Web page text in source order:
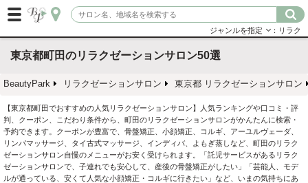
ジャンルを指定 ：リラク
東京都町田のリラクゼーションサロン50選
BeautyPark リラクゼーションサロン 東京都 リラクゼーションサロン
【東京都町田でおすすめの人気リラクゼーションサロン】人気ランキングや口コミ・評
判、クーポン、こだわり条件から、町田のリラクゼーションサロンがかんたんに検索・
予約できます。クーポンが豊富で、骨盤矯正、小顔矯正、コルギ、アーユルヴェーダ、
リンパマッサージ、タイ古式マッサージ、インディバ、よもぎ蒸しなど、町田のリラク
ゼーションサロン自慢のメニューがお安く受けられます。「託児サービスがあるリラク
ゼーションサロンで、子連れでも安心して、産後の骨盤矯正がしたい」「芸能人、モデ
ルが通っている、安くて人気な小顔矯正・コルギに行きたい」など、いまの気持ちにあ